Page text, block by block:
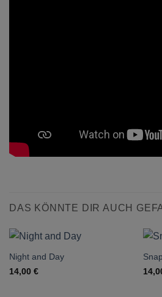
DAS KÖNNTE DIR AUCH
Night and Day
14,00 €